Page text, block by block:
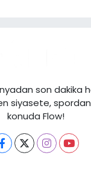
son dakika
siyasete,
konuda Flow!